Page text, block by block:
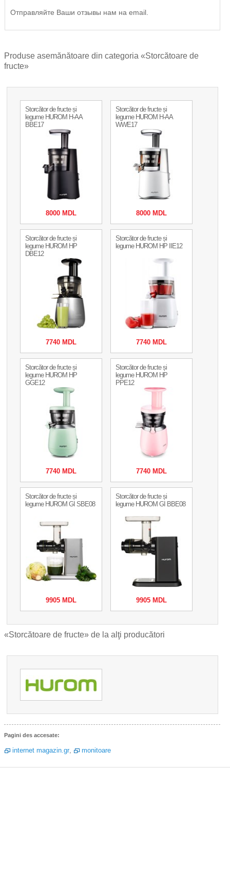
Отправляйте Ваши отзывы нам на email.
Produse asemănătoare din categoria «Storcătoare de
fructe»
Storcător de fructe și
legume HUROM H-AA
BBE17
8000 MDL
Storcător de fructe și
legume HUROM H-AA
WWE17
8000 MDL
Storcător de fructe și
legume HUROM HP
DBE12
7740 MDL
Storcător de fructe și
legume HUROM HP IIE12
7740 MDL
Storcător de fructe și
legume HUROM HP
GGE12
7740 MDL
Storcător de fructe și
legume HUROM HP
PPE12
7740 MDL
Storcător de fructe și
legume HUROM GI SBE08
9905 MDL
Storcător de fructe și
legume HUROM GI BBE08
9905 MDL
«Storcătoare de fructe» de la alţi producători
Pagini des accesate:
internet magazin.gr, monitoare